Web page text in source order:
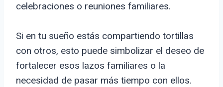
celebraciones o reuniones familiares.
Si en tu sueño estás compartiendo tortillas
con otros, esto puede simbolizar el deseo de
fortalecer esos lazos familiares o la
necesidad de pasar más tiempo con ellos.